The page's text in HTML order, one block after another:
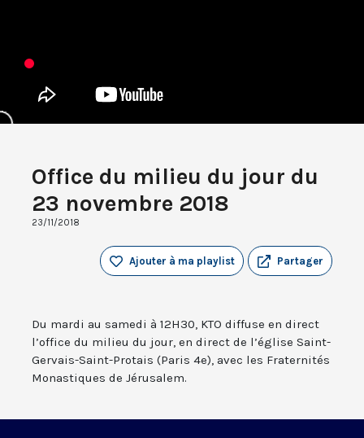
Office du milieu du jour du
23 novembre 2018
23/11/2018
Partager
Ajouter à ma playlist
Du mardi au samedi à 12H30, KTO diffuse en direct
l’office du milieu du jour, en direct de l’église Saint-
Gervais-Saint-Protais (Paris 4e), avec les Fraternités
Monastiques de Jérusalem.